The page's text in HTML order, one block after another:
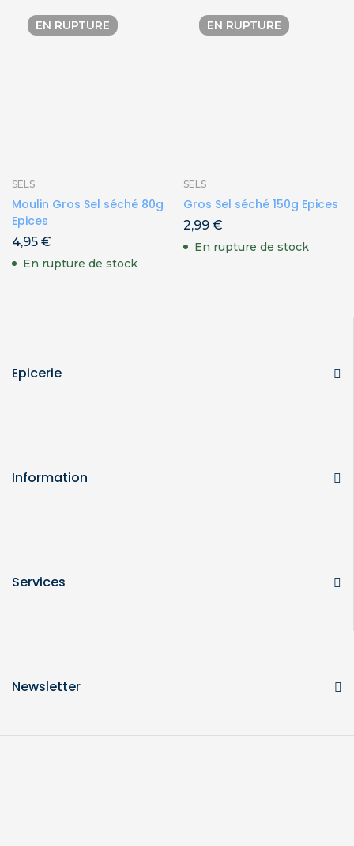
EN RUPTURE
SELS
Moulin Gros Sel séché 80g
Epices
4,95 €
En rupture de stock
EN RUPTURE
SELS
Gros Sel séché 150g Epices
2,99 €
En rupture de stock
Epicerie
Information
Services
Newsletter